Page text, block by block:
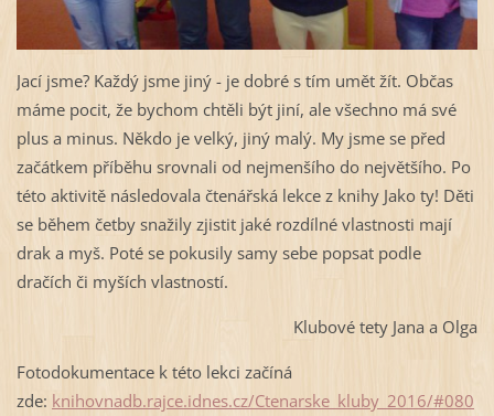
Jací jsme? Každý jsme jiný - je dobré s tím umět žít. Občas
máme pocit, že bychom chtěli být jiní, ale všechno má své
plus a minus. Někdo je velký, jiný malý. My jsme se před
začátkem příběhu srovnali od nejmenšího do největšího. Po
této aktivitě následovala čtenářská lekce z knihy Jako ty! Děti
se během četby snažily zjistit jaké rozdílné vlastnosti mají
drak a myš. Poté se pokusily samy sebe popsat podle
dračích či myších vlastností.
Klubové tety Jana a Olga
Fotodokumentace k této lekci začíná
zde: knihovnadb.rajce.idnes.cz/Ctenarske_kluby_2016/#080